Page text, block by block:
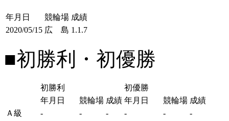
年月日 競輪場 成績
2020/05/15 広 島 1.1.7
■初勝利・初優勝
初勝利
初優勝
年月日
競輪場 成績 年月日 競輪場 成績
Ａ級
- - - - -
-